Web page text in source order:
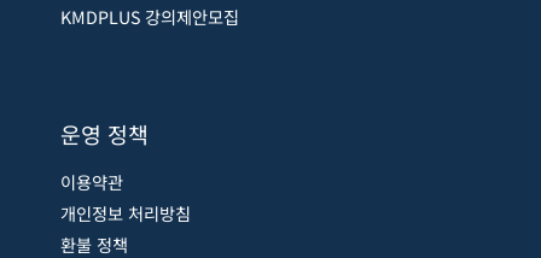
KMDPLUS 강의제안모집
운영 정책
이용약관
개인정보 처리방침
환불 정책